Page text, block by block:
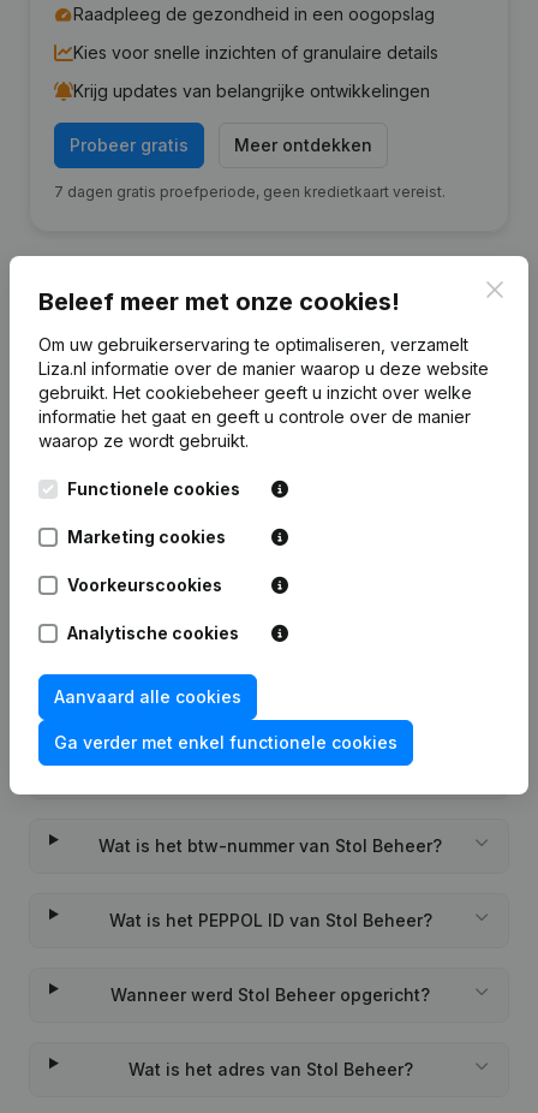
Raadpleeg de gezondheid in een oogopslag
Kies voor snelle inzichten of granulaire details
Krijg updates van belangrijke ontwikkelingen
Probeer gratis Meer ontdekken
7 dagen gratis proefperiode, geen kredietkaart vereist.
Financiële gegevensvan Stol Beheer
2025 2024 2023
Eigen
vermogen
€372.005 325.376
Veelgestelde vragen
Wat is het KVK-nummer van Stol Beheer?
Wat is het btw-nummer van Stol Beheer?
Wat is het PEPPOL ID van Stol Beheer?
Wanneer werd Stol Beheer opgericht?
Wat is het adres van Stol Beheer?
Beleef meer met onze cookies!
Om uw gebruikerservaring te optimaliseren, verzamelt
Liza.nl informatie over de manier waarop u deze website
gebruikt. Het cookiebeheer geeft u inzicht over welke
informatie het gaat en geeft u controle over de manier
waarop ze wordt gebruikt.
Functionele cookies
Marketing cookies
Voorkeurscookies
Analytische cookies
Aanvaard alle cookies
Ga verder met enkel functionele cookies